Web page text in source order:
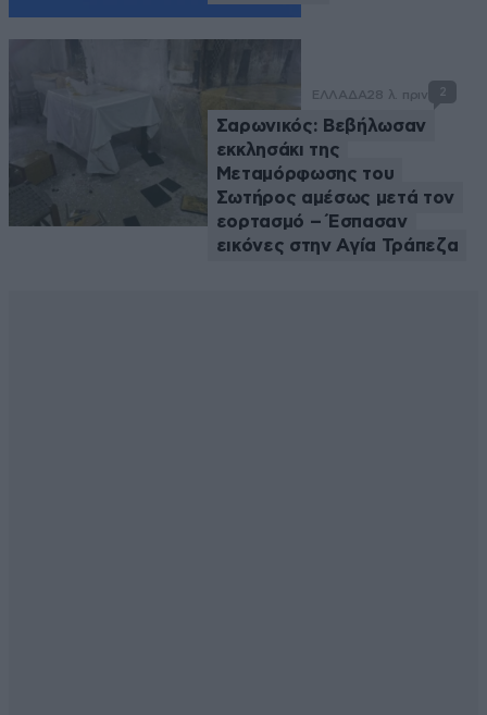
ΕΛΛΑΔΑ28 λ. πριν 2
Σαρωνικός: Βεβήλωσαν
εκκλησάκι της
Μεταμόρφωσης του
Σωτήρος αμέσως μετά τον
εορτασμό – Έσπασαν
εικόνες στην Αγία Τράπεζα